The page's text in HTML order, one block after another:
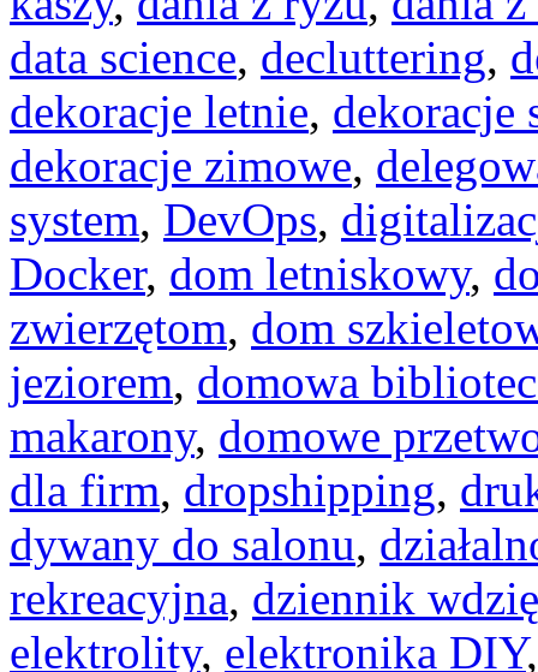
data science, decluttering,
dekoracje letnie, dekoracje
dekoracje zimowe,
system, DevOps,
Docker, dom letniskowy,
zwierzętom, dom
jeziorem, domowa
makarony, domowe
dla firm, dropshipping,
dywany do salonu,
rekreacyjna, dziennik
elektrolity, elektronika DIY